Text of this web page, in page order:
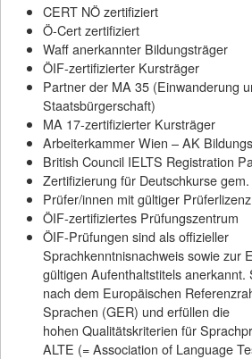
CERT NÖ zertifiziert
Ö-Cert zertifiziert
Waff anerkannter Bildungsträger
ÖIF-zertifizierter Kursträger
Partner der MA 35 (Einwanderung
Staatsbürgerschaft)
MA 17-zertifizierter Kursträger
Arbeiterkammer Wien – AK
British Council IELTS Registration
Zertifizierung für Deutschkurse
Prüfer/innen mit gültiger Prüferlizenz
ÖIF-zertifiziertes Prüfungszentrum
ÖIF-Prüfungen sind als offizieller
Sprachkenntnisnachweis sowie zur
gültigen Aufenthaltstitels anerkannt.
nach dem Europäischen
Sprachen (GER) und erfüllen die
hohen Qualitätskriterien für
ALTE (= Association of Language